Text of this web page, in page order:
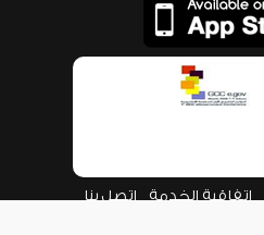
اتفاقية الخدمة اتصل بنا